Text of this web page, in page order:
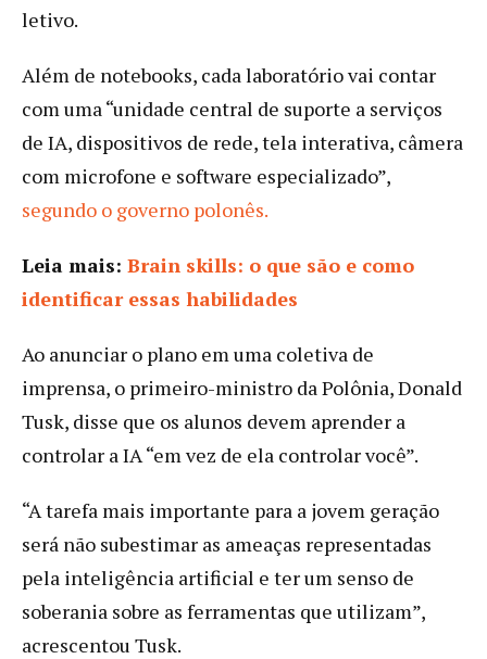
letivo.
Além de notebooks, cada laboratório vai contar
com uma “unidade central de suporte a serviços
de IA, dispositivos de rede, tela interativa, câmera
com microfone e software especializado”,
segundo o governo polonês.
Leia mais: Brain skills: o que são e como
identificar essas habilidades
Ao anunciar o plano em uma coletiva de
imprensa, o primeiro-ministro da Polônia, Donald
Tusk, disse que os alunos devem aprender a
controlar a IA “em vez de ela controlar você”.
“A tarefa mais importante para a jovem geração
será não subestimar as ameaças representadas
pela inteligência artificial e ter um senso de
soberania sobre as ferramentas que utilizam”,
acrescentou Tusk.